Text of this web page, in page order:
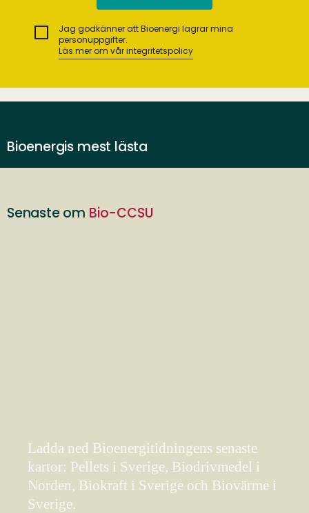
Jag godkänner att Bioenergi lagrar mina
personuppgifter.
Läs mer om vår integritetspolicy
Bioenergis mest lästa
Senaste om Bio-CCSU
Ladda ned Bioenergitidningens senaste
kartor: Pellets i Sverige, Biodrivmedel i
Norden, Biokraft i Sverige och Biovärme i
Sverige.